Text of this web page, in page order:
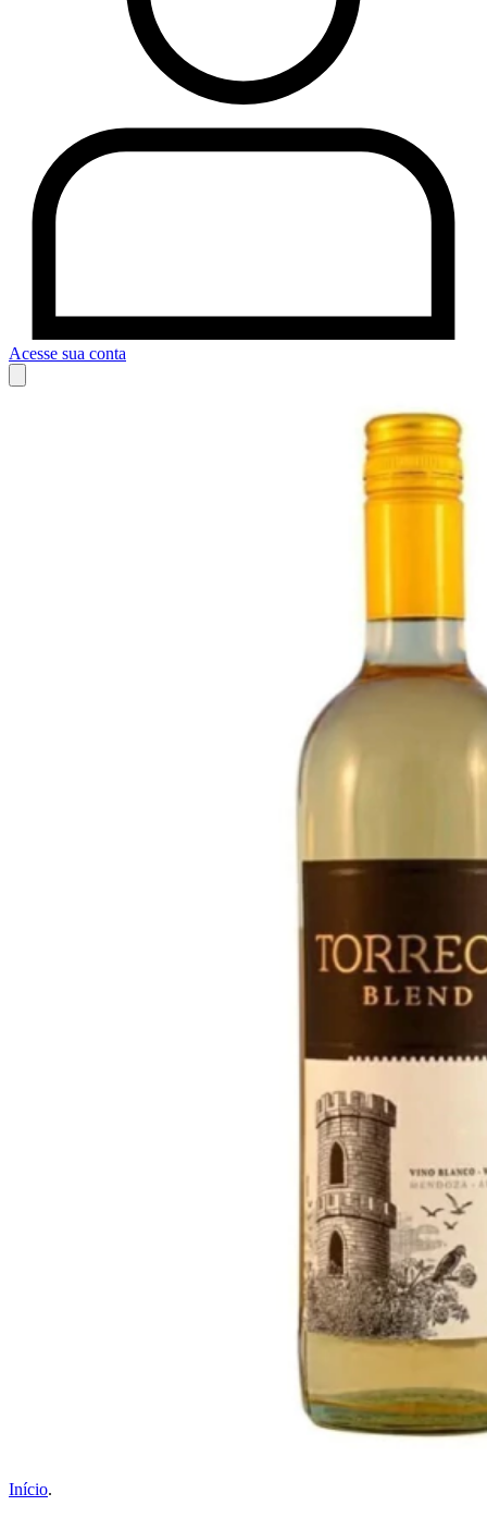
Acesse sua conta
Início.